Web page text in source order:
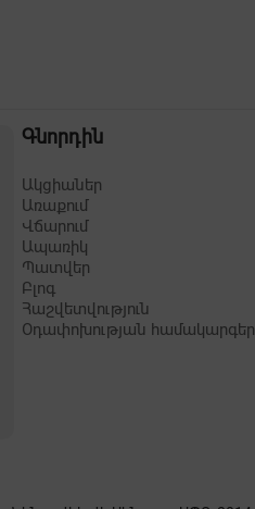
Գնորդին
Ակցիաներ
Առաքում
Վճարում
Ապառիկ
Պատվեր
Բլոգ
Հաշվետվություն
Օդափոխության համակարգեր